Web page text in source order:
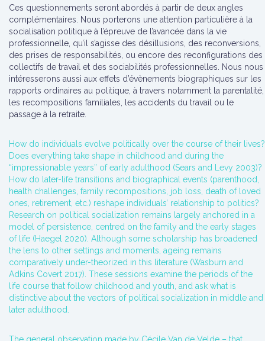
Ces questionnements seront abordés à partir de deux angles
complémentaires. Nous porterons une attention particulière à la
socialisation politique à l’épreuve de l’avancée dans la vie
professionnelle, qu’il s’agisse des désillusions, des reconversions,
des prises de responsabilités, ou encore des reconfigurations des
collectifs de travail et des sociabilités professionnelles. Nous nous
intéresserons aussi aux effets d’évènements biographiques sur les
rapports ordinaires au politique, à travers notamment la parentalité,
les recompositions familiales, les accidents du travail ou le
passage à la retraite.
How do individuals evolve politically over the course of their lives?
Does everything take shape in childhood and during the
“impressionable years” of early adulthood (Sears and Levy 2003)?
How do later-life transitions and biographical events (parenthood,
health challenges, family recompositions, job loss, death of loved
ones, retirement, etc.) reshape individuals’ relationship to politics?
Research on political socialization remains largely anchored in a
model of persistence, centred on the family and the early stages
of life (Haegel 2020). Although some scholarship has broadened
the lens to other settings and moments, ageing remains
comparatively under-theorized in this literature (Wasburn and
Adkins Covert 2017). These sessions examine the periods of the
life course that follow childhood and youth, and ask what is
distinctive about the vectors of political socialization in middle and
later adulthood.